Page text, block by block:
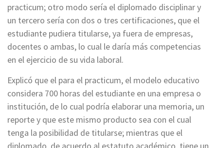
practicum; otro modo sería el diplomado disciplinar y
un tercero sería con dos o tres certificaciones, que el
estudiante pudiera titularse, ya fuera de empresas,
docentes o ambas, lo cual le daría más competencias
en el ejercicio de su vida laboral.
Explicó que el para el practicum, el modelo educativo
considera 700 horas del estudiante en una empresa o
institución, de lo cual podría elaborar una memoria, un
reporte y que este mismo producto sea con el cual
tenga la posibilidad de titularse; mientras que el